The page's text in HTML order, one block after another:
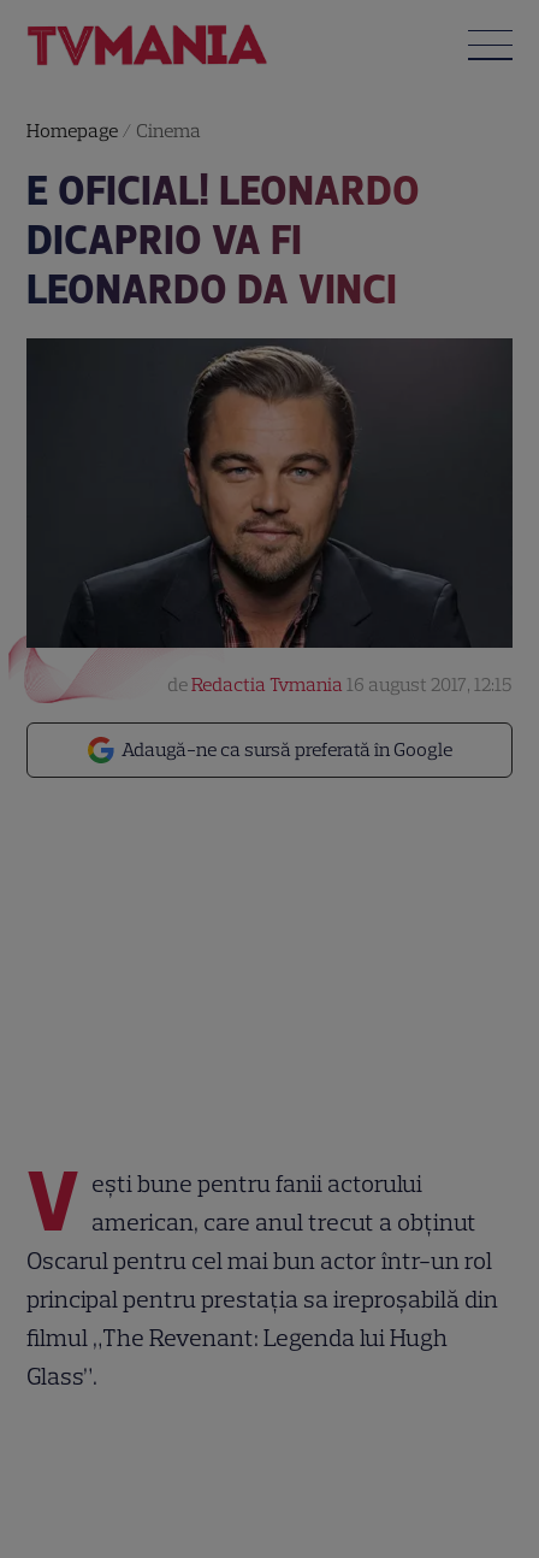
Homepage / Cinema
E OFICIAL! LEONARDO
DICAPRIO VA FI
LEONARDO DA VINCI
Adaugă-ne ca sursă preferată în Google
deRedactia Tvmania 16 august 2017, 12:15
V eşti bune pentru fanii actorului
american, care anul trecut a obţinut
Oscarul pentru cel mai bun actor într-un rol
principal pentru prestaţia sa ireproşabilă din
filmul „The Revenant: Legenda lui Hugh
Glass”.